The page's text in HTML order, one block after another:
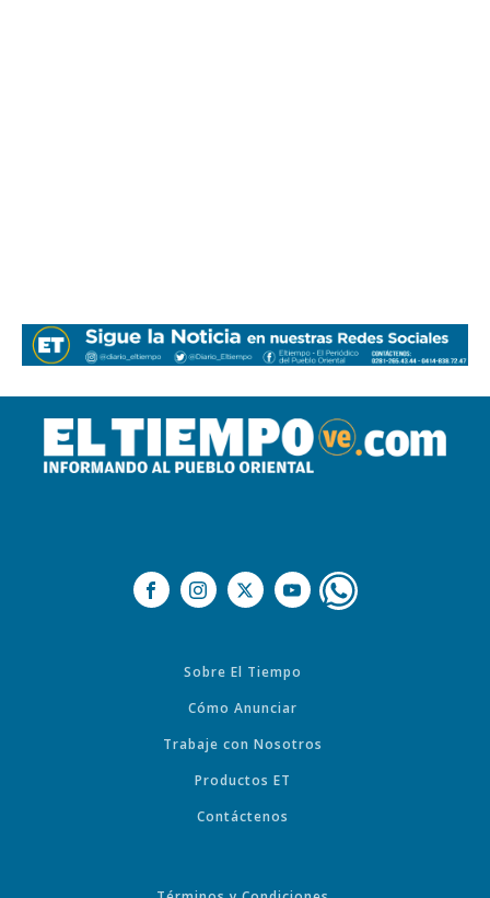
Sobre El Tiempo
Cómo Anunciar
Trabaje con Nosotros
Productos ET
Contáctenos